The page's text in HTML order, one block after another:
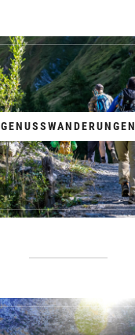
GENUSSWANDERUNGEN